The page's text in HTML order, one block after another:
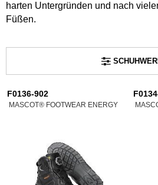
harten Untergründen und nach
Füßen.
F0136-902
MASCOT® FOOTWEAR ENERGY